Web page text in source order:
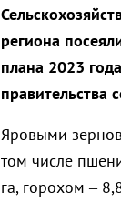
региона
плана 2023
правительства
Яровыми
том числе
га, горохом –